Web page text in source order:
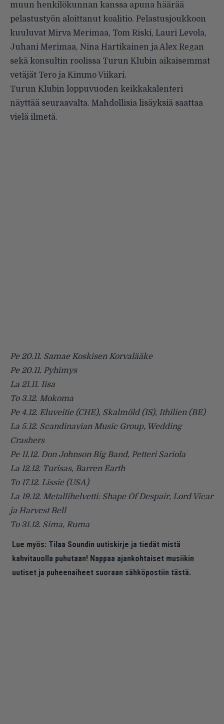
muun henkilökunnan kanssa apuna häärää
pelastustyön aloittanut koalitio. Pelastusjoukkoon
kuuluvat Mirva Merimaa, Tom Riski, Lauri Levola,
Juhani Merimaa, Nina Hartikainen ja Alex Regan
sekä konsultin roolissa Turun Klubin aikaisemmat
vetäjät Tero ja Kimmo Viikari.
Turun Klubin loppuvuoden keikkakalenteri
näyttää seuraavalta. Mahdollisia lisäyksiä saattaa
vielä ilmetä.
Pe 20.11. Samae Koskisen Korvalääke
Pe 20.11. Pyhimys
La 21.11. Iisa
To 3.12. Mokoma
Pe 4.12. Eluveitie (CHE), Skalmöld (IS), Ithilien (BE)
La 5.12. Scandinavian Music Group, Wedding
Crashers
Pe 11.12. Don Johnson Big Band, Petteri Sariola
La 12.12. Turisas, Barren Earth
To 17.12. Lissie (USA)
La 19.12. Metallihelvetti: Shape Of Despair, Lord Vicar
ja Harvest Bell
To 31.12. Sima, Ruma
Lue myös: Tilaa Soundin uutiskirje ja tiedät mistä
kahvitauolla puhutaan! Nappaa ajankohtaiset musiikin
uutiset ja puheenaiheet suoraan sähköpostiin tästä.